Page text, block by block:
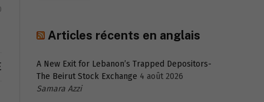
Articles récents en anglais
A New Exit for Lebanon’s Trapped Depositors-
The Beirut Stock Exchange 4 août 2026
Samara Azzi